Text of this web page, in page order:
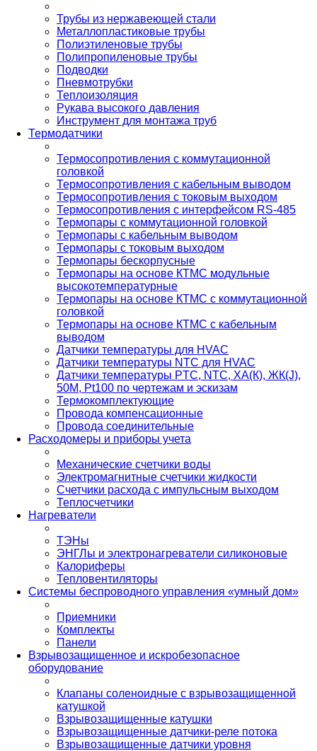
Трубы из нержавеющей стали
Металлопластиковые трубы
Полиэтиленовые трубы
Полипропиленовые трубы
Подводки
Пневмотрубки
Теплоизоляция
Рукава высокого давления
Инструмент для монтажа труб
Термодатчики
Термосопротивления с коммутационной
головкой
Термосопротивления с кабельным выводом
Термосопротивления с токовым выходом
Термосопротивления с интерфейсом RS-485
Термопары с коммутационной головкой
Термопары с кабельным выводом
Термопары с токовым выходом
Термопары бескорпусные
Термопары на основе КТМС модульные
высокотемпературные
Термопары на основе КТМС с коммутационной
головкой
Термопары на основе КТМС с кабельным
выводом
Датчики температуры для HVAC
Датчики температуры NTC для HVAC
Датчики температуры PTС, NTC, ХА(К), ЖК(J),
50М, Pt100 по чертежам и эскизам
Термокомплектующие
Провода компенсационные
Провода соединительные
Расходомеры и приборы учета
Механические счетчики воды
Электромагнитные счетчики жидкости
Счетчики расхода с импульсным выходом
Теплосчетчики
Нагреватели
ТЭНы
ЭНГЛы и электронагреватели силиконовые
Калориферы
Тепловентиляторы
Системы беспроводного управления «умный дом»
Приемники
Комплекты
Панели
Взрывозащищенное и искробезопасное
оборудование
Клапаны соленоидные с взрывозащищенной
катушкой
Взрывозащищенные катушки
Взрывозащищенные датчики-реле потока
Взрывозащищенные датчики уровня